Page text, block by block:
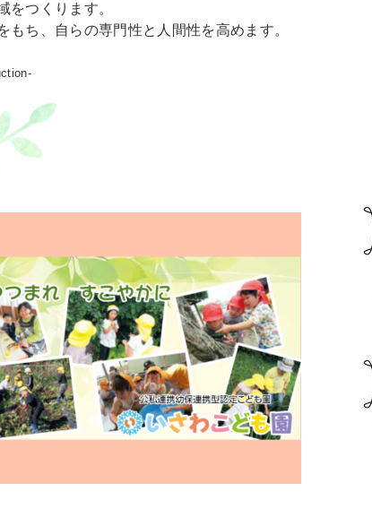
をつくります。
もち、自らの専門性と人間性を高めます。